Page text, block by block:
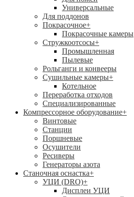
Универсальные
Для поддонов
Покрасочное+
Покрасочные камеры
Стружкоотсосы+
Промышленная
Пылевые
Рольганги и конвееры
Сушильные камеры+
Котельное
Переработка отходов
Специализированные
Компрессорное оборудование+
Винтовые
Станции
Поршневые
Осушители
Ресиверы
Генераторы азота
Станочная оснастка+
УЦИ (DRO)+
Дисплеи УЦИ